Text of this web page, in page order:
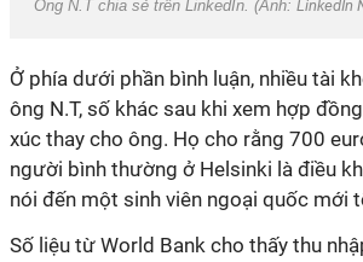
Ông N.T chia sẻ trên LinkedIn. (Ảnh: LinkedIn
Ở phía dưới phần bình luận, nhiều tài
ông N.T, số khác sau khi xem hợp
xúc thay cho ông. Họ cho rằng 700
người bình thường ở Helsinki là điều
nói đến một sinh viên ngoại quốc mới
Số liệu từ World Bank cho thấy thu